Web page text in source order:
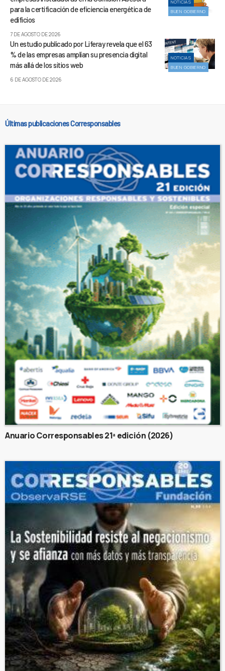
NOTICIAS
BUEN GOBIERNO
para la certificación de eficiencia energética de
edificios
7 DE AGOSTO DE 2026
NOTICIAS
BUEN GOBIERNO
Un estudio publicado por Liferay revela que el 63
% de las empresas amplían su presencia digital
más allá de los sitios web
6 DE AGOSTO DE 2026
Últimas publicaciones Corresponsables
Anuario Corresponsables 21ª edición (2026)